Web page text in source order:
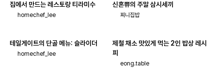
집에서 만드는 레스토랑 티라미수
homechef_lee
신혼쀼의 주말 삼시세끼
찌니집밥
테일게이트의 단골 메뉴: 슬라이더
homechef_lee
제철 채소 맛있게 먹는 2인 밥상 레시
피
eong.table